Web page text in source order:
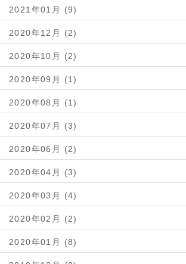
2021年01月 (9)
2020年12月 (2)
2020年10月 (2)
2020年09月 (1)
2020年08月 (1)
2020年07月 (3)
2020年06月 (2)
2020年04月 (3)
2020年03月 (4)
2020年02月 (2)
2020年01月 (8)